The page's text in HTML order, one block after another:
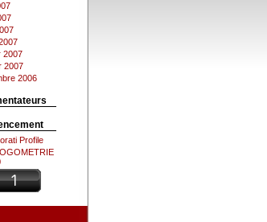
2007
2007
2006
Profile